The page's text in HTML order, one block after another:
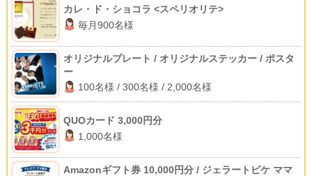
カレ・ド・ショコラ <スペリオリテ>
毎月900名様
オリジナルプレート / オリジナルステッカー / ポスタ
ー
100名様 / 300名様 / 2,000名様
QUOカード 3,000円分
1,000名様
Amazonギフト券 10,000円分 / ジェラートピケ ママ